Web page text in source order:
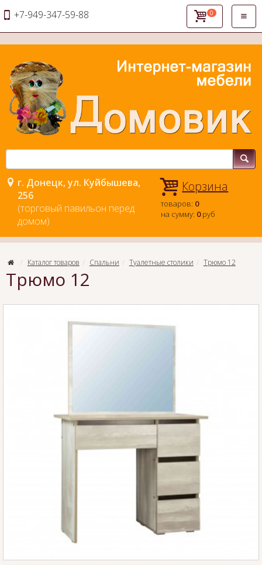
+7-949-347-59-88 0
г. Донецк, ул. Куйбышева,
256
(торговый павильон перед
домом)
Корзина
товаров: 0
на сумму: 0руб
Каталог товаров Спальни Туалетные столики Трюмо 12
Трюмо 12